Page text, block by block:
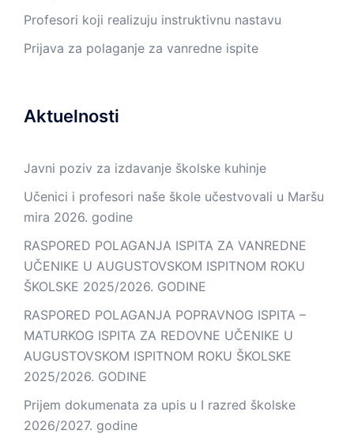
Profesori koji realizuju instruktivnu nastavu
Prijava za polaganje za vanredne ispite
Aktuelnosti
Javni poziv za izdavanje školske kuhinje
Učenici i profesori naše škole učestvovali u Maršu
mira 2026. godine
RASPORED POLAGANJA ISPITA ZA VANREDNE
UČENIKE U AUGUSTOVSKOM ISPITNOM ROKU
ŠKOLSKE 2025/2026. GODINE
RASPORED POLAGANJA POPRAVNOG ISPITA –
MATURKOG ISPITA ZA REDOVNE UČENIKE U
AUGUSTOVSKOM ISPITNOM ROKU ŠKOLSKE
2025/2026. GODINE
Prijem dokumenata za upis u I razred školske
2026/2027. godine